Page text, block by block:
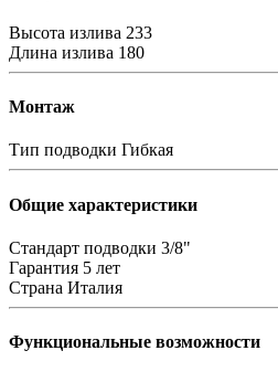
Высота излива 233
Длина излива 180
Монтаж
Тип подводки Гибкая
Общие характеристики
Стандарт подводки 3/8"
Гарантия 5 лет
Страна Италия
Функциональные возможности